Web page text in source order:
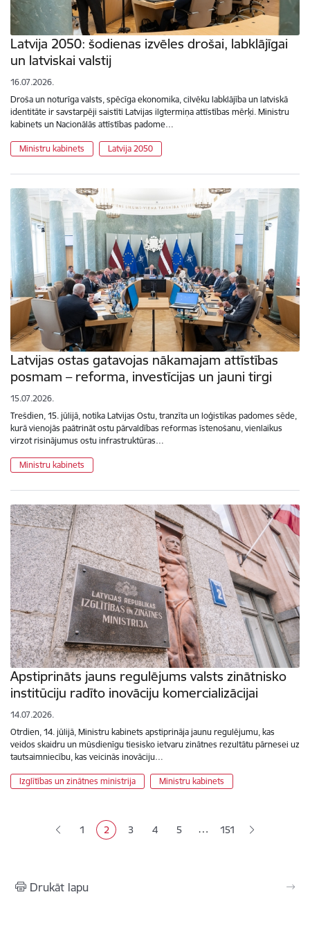
Latvija 2050: šodienas izvēles drošai, labklājīgai
un latviskai valstij
16.07.2026.
Droša un noturīga valsts, spēcīga ekonomika, cilvēku labklājība un latviskā
identitāte ir savstarpēji saistīti Latvijas ilgtermiņa attīstības mērķi. Ministru
kabinets un Nacionālās attīstības padome…
Ministru kabinets Latvija 2050
Latvijas ostas gatavojas nākamajam attīstības
posmam – reforma, investīcijas un jauni tirgi
15.07.2026.
Trešdien, 15. jūlijā, notika Latvijas Ostu, tranzīta un loģistikas padomes sēde,
kurā vienojās paātrināt ostu pārvaldības reformas īstenošanu, vienlaikus
virzot risinājumus ostu infrastruktūras…
Ministru kabinets
Apstiprināts jauns regulējums valsts zinātnisko
institūciju radīto inovāciju komercializācijai
14.07.2026.
Otrdien, 14. jūlijā, Ministru kabinets apstiprināja jaunu regulējumu, kas
veidos skaidru un mūsdienīgu tiesisko ietvaru zinātnes rezultātu pārnesei uz
tautsaimniecību, kas veicinās inovāciju…
Izglītības un zinātnes ministrija Ministru kabinets
Lapa
1 Pašreizējā lapa
2 Lapa
3 Lapa
4 Lapa
5 … 151
Drukāt lapu